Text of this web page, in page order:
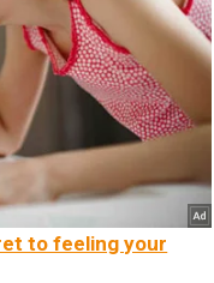
to feeling your